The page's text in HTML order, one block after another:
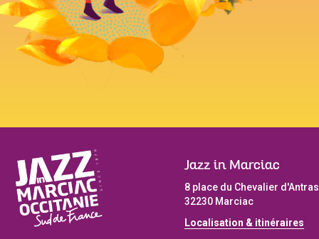
Jazz in Marciac
8 place du Chevalier d'Antras
32230 Marciac
Localisation & itinéraires